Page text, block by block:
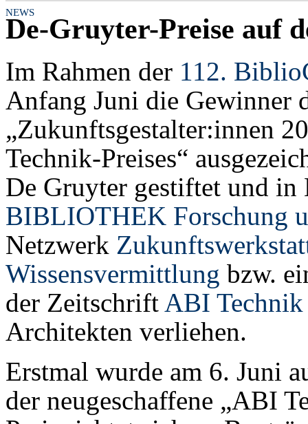
NEWS
De-Gruyter-Preise auf
Im Rahmen der 112.
Anfang Juni die Gewinner
„Zukunftsgestalter:innen
Technik-Preises“
De Gruyter gestiftet und
BIBLIOTHEK Forschung
Netzwerk
Wissensvermittlung bzw.
der Zeitschrift ABI Technik
Architekten verliehen.
Erstmal wurde am 6. Juni
der neugeschaffene „ABI